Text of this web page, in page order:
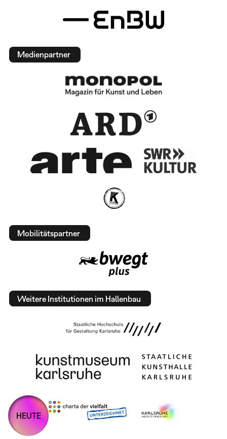
Medienpartner
Mobilitätspartner
Weitere Institutionen im Hallenbau
HEUTE